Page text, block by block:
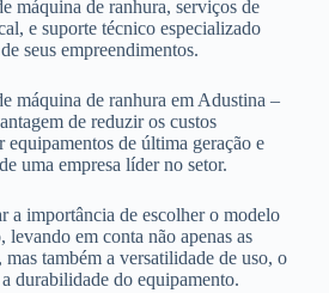
máquina de ranhura, serviços de
e suporte técnico especializado
seus empreendimentos.
máquina de ranhura em Adustina –
de reduzir os custos
equipamentos de última geração e
uma empresa líder no setor.
a importância de escolher o modelo
levando em conta não apenas as
mas também a versatilidade de uso, o
durabilidade do equipamento.